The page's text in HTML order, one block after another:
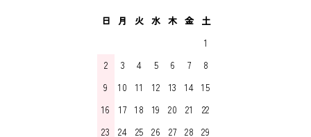
日 月 火 水 木 金 土
1
2
3 4 5 6 7
8
9
10 11 12 13 14 15
16
17 18 19 20 21
22
23
24 25 26 27 28
29